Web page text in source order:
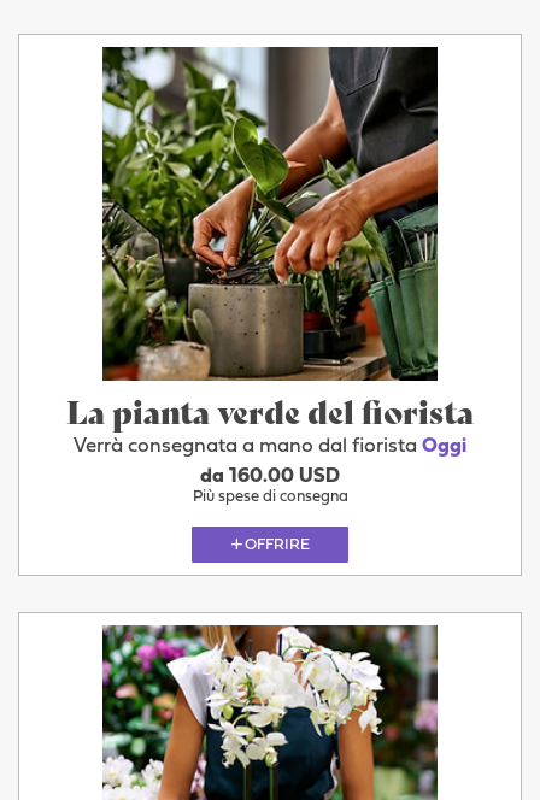
La pianta verde del fiorista
Verrà consegnata a mano dal fiorista Oggi
da 160.00 USD
Più spese di consegna
OFFRIRE